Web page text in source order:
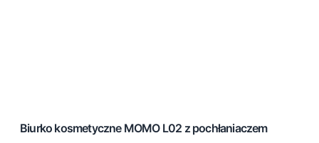
Biurko kosmetyczne MOMO L02 z pochłaniaczem